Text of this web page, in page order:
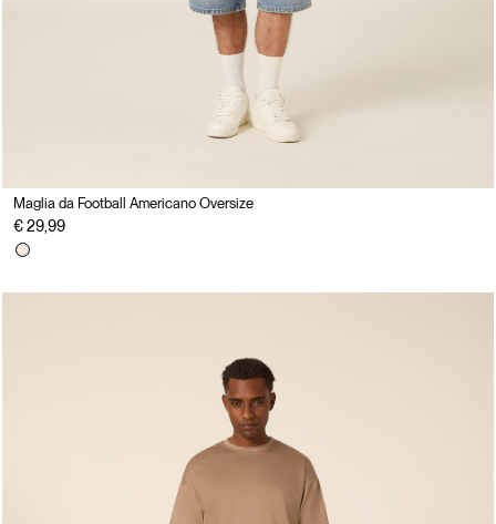
Maglia da Football Americano Oversize
€ 29,99